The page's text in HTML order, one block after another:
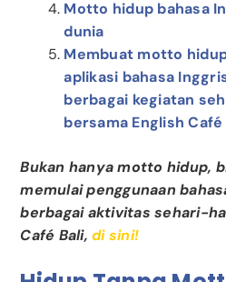
Motto hidup bahasa
dunia
Membuat motto
aplikasi bahasa
berbagai kegiatan
bersama English Café
Bukan hanya motto hidup,
memulai penggunaan
berbagai aktivitas sehari-
Café Bali,di sini!